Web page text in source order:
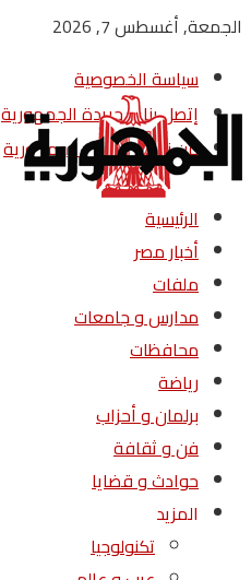
الجمعة, أغسطس 7, 2026
سياسة الخصوصية
إتصل بنا – جريدة الجمهورية
من نحن – جريدة الجمهورية
الرئيسية
أخبار مصر
ملفات
مدارس و جامعات
محافظات
رياضة
برلمان و أحزاب
فن و ثقافة
حوادث و قضايا
المزيد
تكنولوجيا